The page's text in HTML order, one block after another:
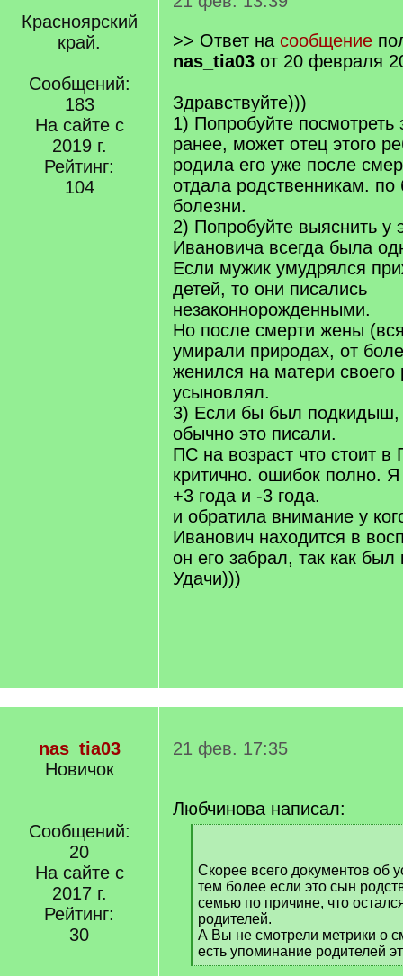
Красноярский
край.
Сообщений:
183
На сайте с
2019 г.
Рейтинг:
104
>> Ответ на сообщение
nas_tia03 от 20 февраля
Здравствуйте)))
1) Попробуйте посмотреть
ранее, может отец этого
родила его уже после
отдала родственникам. по
болезни.
2) Попробуйте выяснить у
Ивановича всегда была
Если мужик умудрялся
детей, то они писались
незаконнорожденными.
Но после смерти жены
умирали природах, от
женился на матери своего
усыновлял.
3) Если бы был подкидыш,
обычно это писали.
ПС на возраст что стоит в
критично. ошибок полно.
+3 года и -3 года.
и обратила внимание у
Иванович находится в
он его забрал, так как был
Удачи)))
nas_tia03
Новичок
Сообщений:
20
На сайте с
2017 г.
Рейтинг:
30
21 фев. 17:35
Любчинова написал:
]Скорее всего документов об
тем более если это сын
семью по причине, что
родителей.
А Вы не смотрели метрики о
есть упоминание родителей
[